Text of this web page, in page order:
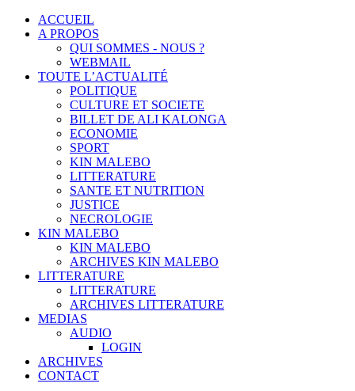
ACCUEIL
A PROPOS
QUI SOMMES - NOUS ?
WEBMAIL
TOUTE L’ACTUALITÉ
POLITIQUE
CULTURE ET SOCIETE
BILLET DE ALI KALONGA
ECONOMIE
SPORT
KIN MALEBO
LITTERATURE
SANTE ET NUTRITION
JUSTICE
NECROLOGIE
KIN MALEBO
KIN MALEBO
ARCHIVES KIN MALEBO
LITTERATURE
LITTERATURE
ARCHIVES LITTERATURE
MEDIAS
AUDIO
LOGIN
ARCHIVES
CONTACT